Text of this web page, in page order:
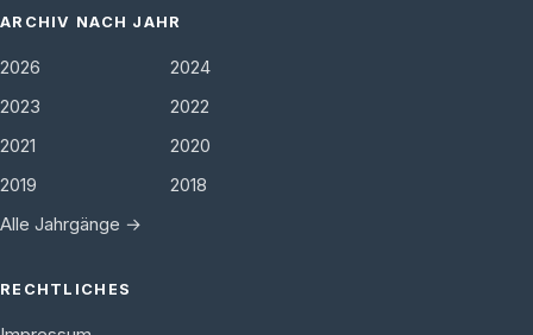
ARCHIV NACH JAHR
2026
2024
2023
2022
2021
2020
2019
2018
Alle Jahrgänge →
RECHTLICHES